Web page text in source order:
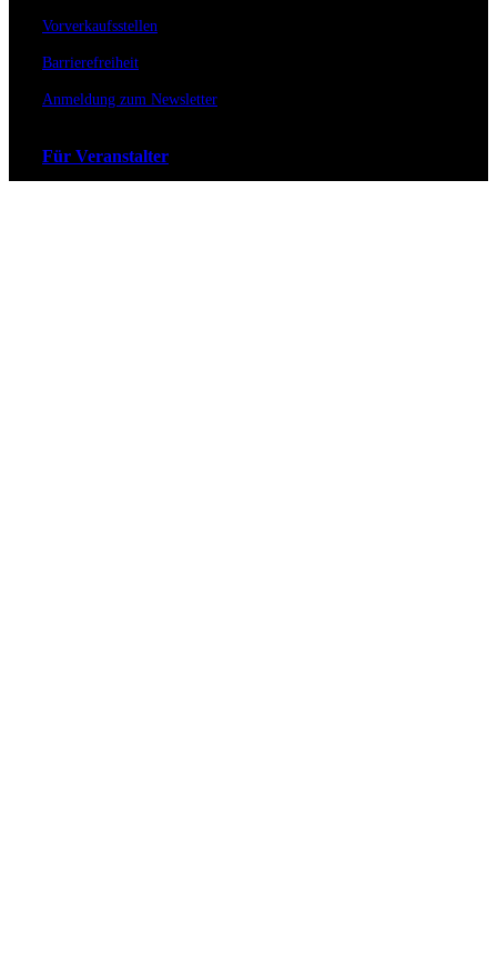
Vorverkaufsstellen
Barrierefreiheit
Anmeldung zum Newsletter
Für Veranstalter